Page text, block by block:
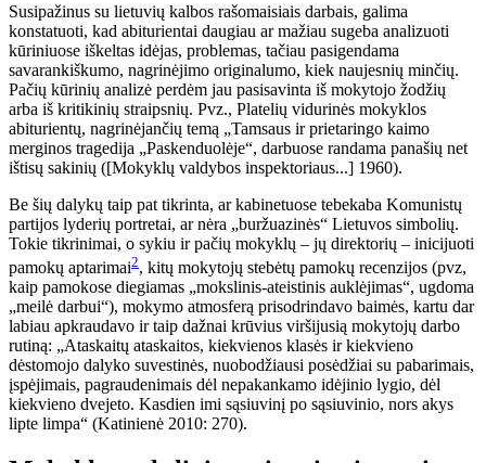
Susipažinus su lietuvių kalbos rašomaisiais darbais, galima
konstatuoti, kad abiturientai daugiau ar mažiau sugeba analizuoti
kūriniuose iškeltas idėjas, problemas, tačiau pasigendama
savarankiškumo, nagrinėjimo originalumo, kiek naujesnių minčių.
Pačių kūrinių analizė perdėm jau pasisavinta iš mokytojo žodžių
arba iš kritikinių straipsnių. Pvz., Platelių vidurinės mokyklos
abiturientų, nagrinėjančių temą „Tamsaus ir prietaringo kaimo
merginos tragedija „Paskenduolėje“, darbuose randama panašių net
ištisų sakinių ([Mokyklų valdybos inspektoriaus...] 1960).
Be šių dalykų taip pat tikrinta, ar kabinetuose tebekaba Komunistų
partijos lyderių portretai, ar nėra „buržuazinės“ Lietuvos simbolių.
Tokie tikrinimai, o sykiu ir pačių mokyklų – jų direktorių – inicijuoti
pamokų aptarimai2, kitų mokytojų stebėtų pamokų recenzijos (pvz,
kaip pamokose diegiamas „mokslinis-ateistinis auklėjimas“, ugdoma
„meilė darbui“), mokymo atmosferą prisodrindavo baimės, kartu dar
labiau apkraudavo ir taip dažnai krūvius viršijusią mokytojų darbo
rutiną: „Ataskaitų ataskaitos, kiekvienos klasės ir kiekvieno
dėstomojo dalyko suvestinės, nuobodžiausi posėdžiai su pabarimais,
įspėjimais, pagraudenimais dėl nepakankamo idėjinio lygio, dėl
kiekvieno dvejeto. Kasdien imi sąsiuvinį po sąsiuvinio, nors akys
lipte limpa“ (Katinienė 2010: 270).